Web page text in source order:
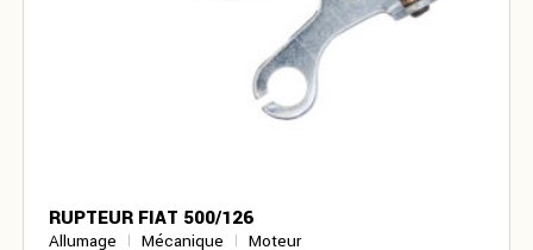
RUPTEUR FIAT 500/126
Allumage Mécanique Moteur